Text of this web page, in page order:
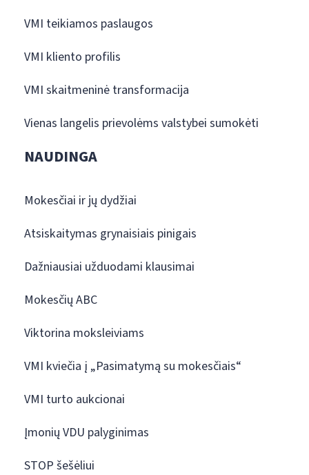
VMI teikiamos paslaugos
VMI kliento profilis
VMI skaitmeninė transformacija
Vienas langelis prievolėms valstybei sumokėti
NAUDINGA
Mokesčiai ir jų dydžiai
Atsiskaitymas grynaisiais pinigais
Dažniausiai užduodami klausimai
Mokesčių ABC
Viktorina moksleiviams
VMI kviečia į „Pasimatymą su mokesčiais“
VMI turto aukcionai
Įmonių VDU palyginimas
STOP šešėliui